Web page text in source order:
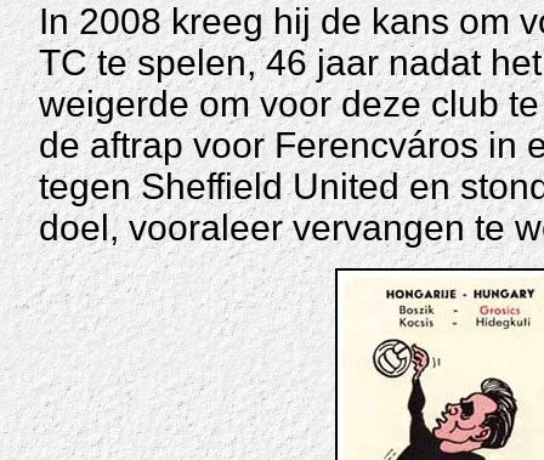
In 2008 kreeg hij de kans om
TC te spelen, 46 jaar nadat
weigerde om voor deze club
de aftrap voor Ferencváros in
tegen Sheffield United en
doel, vooraleer vervangen te